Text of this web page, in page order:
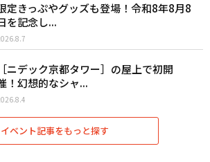
定きっぷやグッズも登場！令和8年8月8
を記念し...
［ニデック京都タワー］の屋上で初開
！幻想的なシャ...
イベント記事をもっと探す